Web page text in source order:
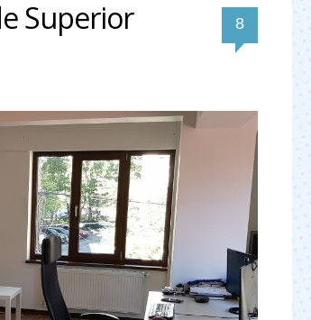
Superior
8comentarii